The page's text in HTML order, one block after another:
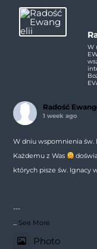
W
Radość
1 week ago
W dniu wspomnienia św.
Każdemu z Was
których pisze św. Ignacy
---
See More
Photo